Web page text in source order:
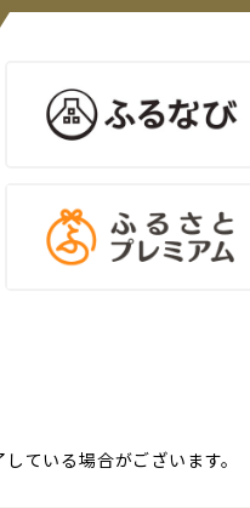
ている場合がございます。